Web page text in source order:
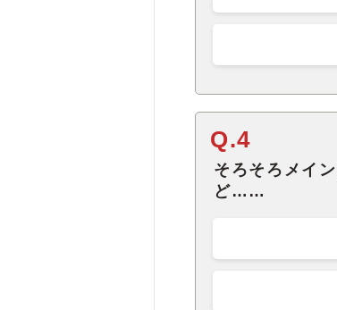
Q.4
そろそろメイ
ど……